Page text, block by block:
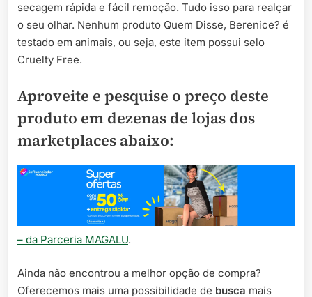
secagem rápida e fácil remoção. Tudo isso para realçar
o seu olhar. Nenhum produto Quem Disse, Berenice? é
testado em animais, ou seja, este item possui selo
Cruelty Free.
Aproveite e pesquise o preço deste
produto em dezenas de lojas dos
marketplaces abaixo:
– da Parceria MAGALU.
Ainda não encontrou a melhor opção de compra?
Oferecemos mais uma possibilidade de busca mais